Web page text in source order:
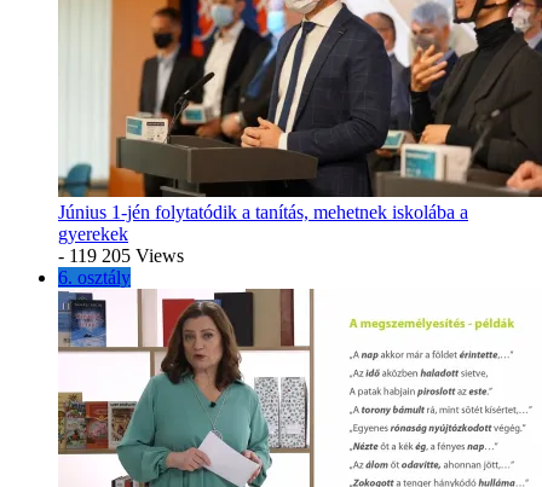
Június 1-jén folytatódik a tanítás, mehetnek iskolába a
gyerekek
- 119 205 Views
6. osztály